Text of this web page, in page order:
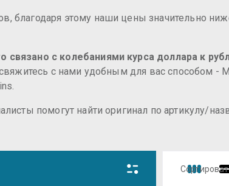
благодаря этому наши цены значительно
с колебаниями курса доллара к
с нами удобным для вас способом -
помогут найти оригинал по артикулу/